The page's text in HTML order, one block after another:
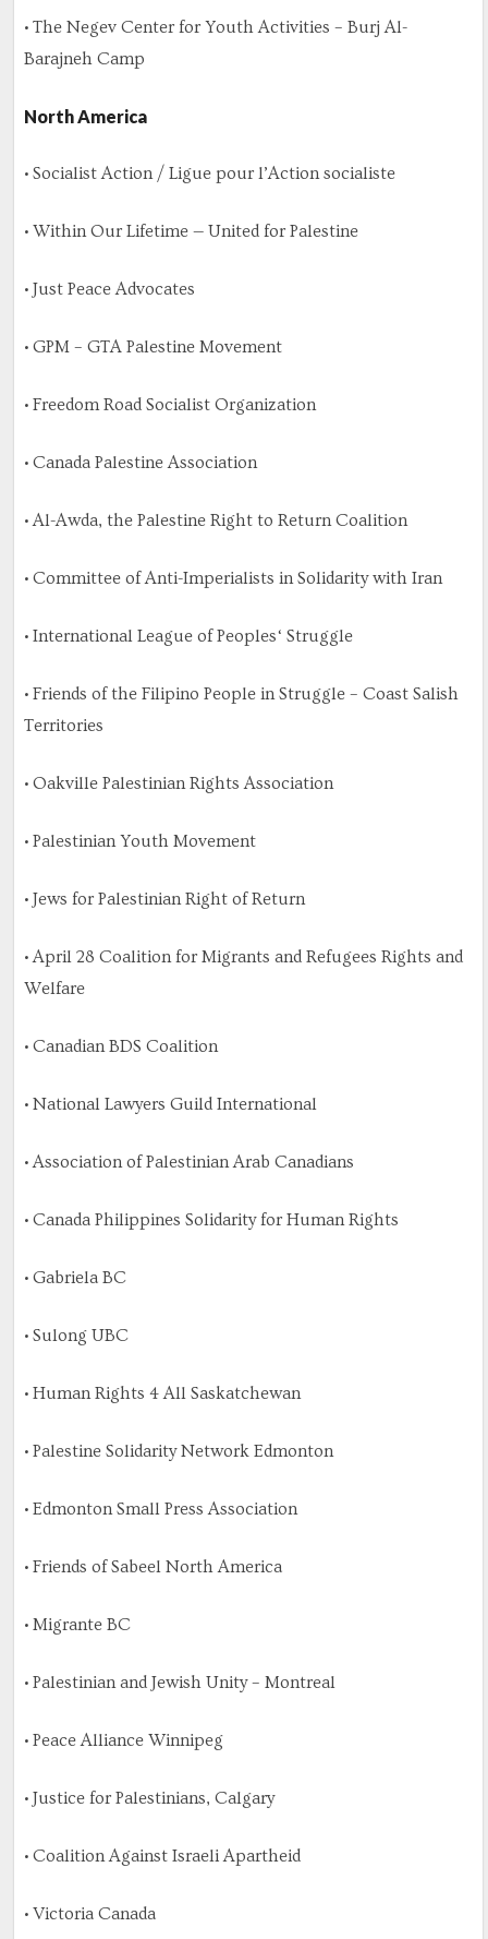
• The Negev Center for Youth Activities – Burj Al-
Barajneh Camp
North America
• Socialist Action / Ligue pour l’Action socialiste
• Within Our Lifetime — United for Palestine
• Just Peace Advocates
• GPM – GTA Palestine Movement
• Freedom Road Socialist Organization
• Canada Palestine Association
• Al-Awda, the Palestine Right to Return Coalition
• Committee of Anti-Imperialists in Solidarity with Iran
• International League of Peoples‘ Struggle
• Friends of the Filipino People in Struggle – Coast Salish
Territories
• Oakville Palestinian Rights Association
• Palestinian Youth Movement
• Jews for Palestinian Right of Return
• April 28 Coalition for Migrants and Refugees Rights and
Welfare
• Canadian BDS Coalition
• National Lawyers Guild International
• Association of Palestinian Arab Canadians
• Canada Philippines Solidarity for Human Rights
• Gabriela BC
• Sulong UBC
• Human Rights 4 All Saskatchewan
• Palestine Solidarity Network Edmonton
• Edmonton Small Press Association
• Friends of Sabeel North America
• Migrante BC
• Palestinian and Jewish Unity – Montreal
• Peace Alliance Winnipeg
• Justice for Palestinians, Calgary
• Coalition Against Israeli Apartheid
• Victoria Canada